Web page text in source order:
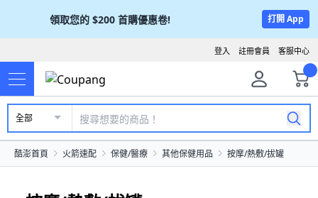
領取您的 $200 首購優惠卷! 打開 App
客服中心
註冊會員
登入
全部
酷澎首頁 火箭速配 保健/醫療 其他保健用品 按摩/熱敷/拔罐